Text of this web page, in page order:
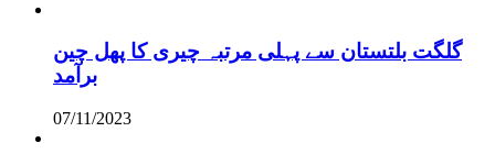
گلگت بلتستان سے پہلی مرتبہ چیری کا پھل چین
برآمد
07/11/2023